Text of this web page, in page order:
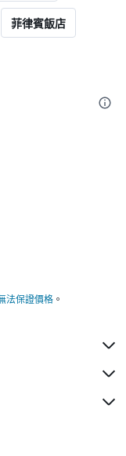
菲律賓飯店
法保證價格 。